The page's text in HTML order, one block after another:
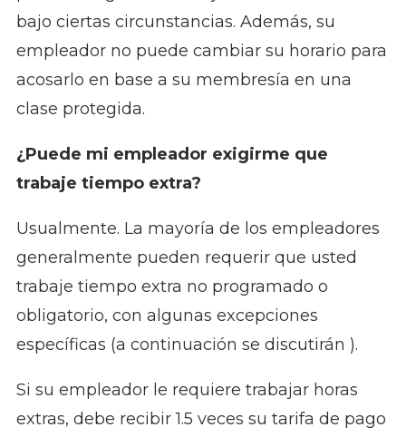
bajo ciertas circunstancias. Además, su
empleador no puede cambiar su horario para
acosarlo en base a su membresía en una
clase protegida.
¿Puede mi empleador exigirme que
trabaje tiempo extra?
Usualmente. La mayoría de los empleadores
generalmente pueden requerir que usted
trabaje tiempo extra no programado o
obligatorio, con algunas excepciones
específicas (a continuación se discutirán ).
Si su empleador le requiere trabajar horas
extras, debe recibir 1.5 veces su tarifa de pago